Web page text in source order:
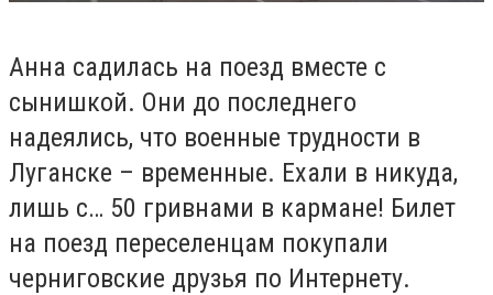
Анна садилась на поезд вместе с
сынишкой. Они до последнего
надеялись, что военные трудности в
Луганске – временные. Ехали в никуда,
лишь с… 50 гривнами в кармане! Билет
на поезд переселенцам покупали
черниговские друзья по Интернету.